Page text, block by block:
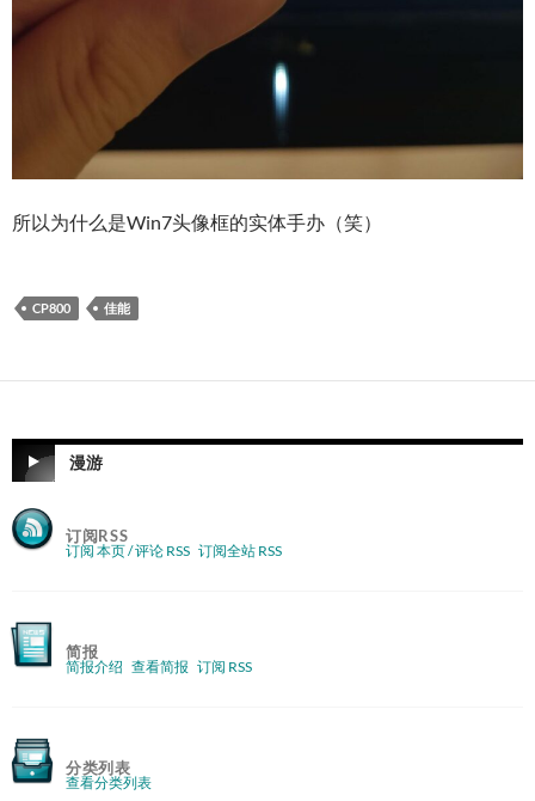
所以为什么是Win7头像框的实体手办（笑）
CP800 佳能
漫游
订阅RSS
订阅 本页 / 评论 RSS 订阅全站 RSS
简报
简报介绍 查看简报 订阅 RSS
分类列表
查看分类列表